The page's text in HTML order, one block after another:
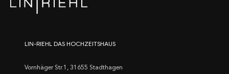
LIN-RIEHL DAS HOCHZEITSHAUS
Vornhäger Str.1, 31655 Stadthagen